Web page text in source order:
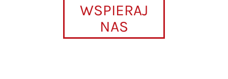
WSPIERAJ
NAS